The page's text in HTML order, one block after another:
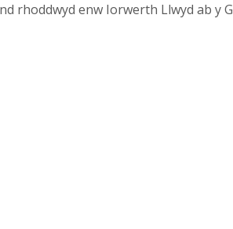
rhoddwyd enw Iorwerth Llwyd ab y